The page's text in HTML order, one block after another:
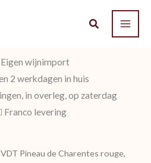
Eigen wijnimport
2 werkdagen in huis
in overleg, op zaterdag
Franco levering
Pineau de Charentes rouge,